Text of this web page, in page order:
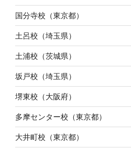
国分寺校（東京都）
土呂校（埼玉県）
土浦校（茨城県）
坂戸校（埼玉県）
堺東校（大阪府）
多摩センター校（東京都）
大井町校（東京都）